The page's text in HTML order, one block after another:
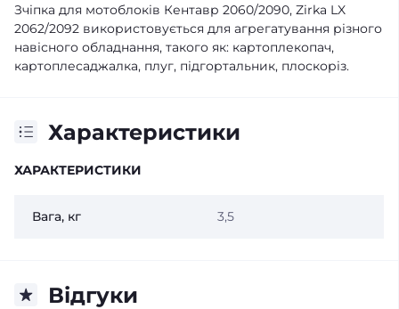
Зчіпка для мотоблоків Кентавр 2060/2090, Zirka LX
2062/2092 використовується для агрегатування різного
навісного обладнання, такого як: картоплекопач,
картоплесаджалка, плуг, підгортальник, плоскоріз.
Характеристики
ХАРАКТЕРИСТИКИ
Вага, кг 3,5
Відгуки